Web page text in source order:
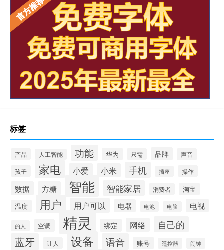
标签
产品 人工智能 功能 华为 只需 品牌 声音
孩子 家电 小爱 小米 手机 插座 操作
数据 方糖 智能 智能家居 消费者
淘宝
温度
用户 用户可以 电器 电池 电脑 电视
的人 空调 精灵 绑定 网络 自己的
蓝牙 让人 设备 语音 账号 遥控器 闹钟